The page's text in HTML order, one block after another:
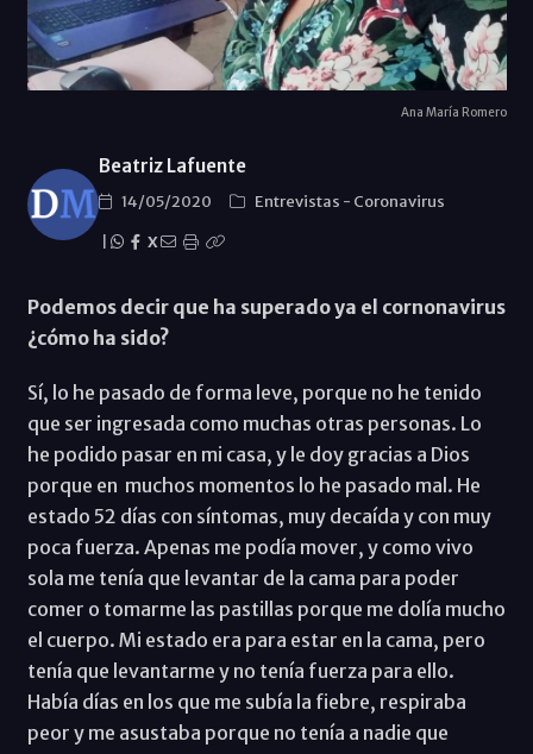
Ana María Romero
Beatriz Lafuente
14/05/2020 Entrevistas - Coronavirus
X
Podemos decir que ha superado ya el cornonavirus
¿cómo ha sido?
Sí, lo he pasado de forma leve, porque no he tenido
que ser ingresada como muchas otras personas. Lo
he podido pasar en mi casa, y le doy gracias a Dios
porque en muchos momentos lo he pasado mal. He
estado 52 días con síntomas, muy decaída y con muy
poca fuerza. Apenas me podía mover, y como vivo
sola me tenía que levantar de la cama para poder
comer o tomarme las pastillas porque me dolía mucho
el cuerpo. Mi estado era para estar en la cama, pero
tenía que levantarme y no tenía fuerza para ello.
Había días en los que me subía la fiebre, respiraba
peor y me asustaba porque no tenía a nadie que